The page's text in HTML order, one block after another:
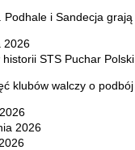
Podhale i Sandecja grają
2026
STS Puchar Polski
klubów walczy o podbój
2026